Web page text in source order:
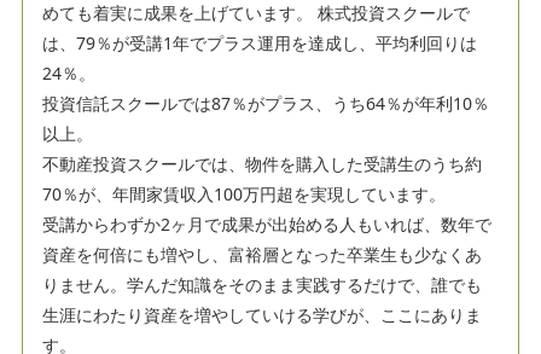
めても着実に成果を上げています。 株式投資スクールで
は、79％が受講1年でプラス運用を達成し、平均利回りは
24％。
投資信託スクールでは87％がプラス、うち64％が年利10％
以上。
不動産投資スクールでは、物件を購入した受講生のうち約
70％が、年間家賃収入100万円超を実現しています。
受講からわずか2ヶ月で成果が出始める人もいれば、数年で
資産を何倍にも増やし、富裕層となった卒業生も少なくあ
りません。学んだ知識をそのまま実践するだけで、誰でも
生涯にわたり資産を増やしていける学びが、ここにありま
す。